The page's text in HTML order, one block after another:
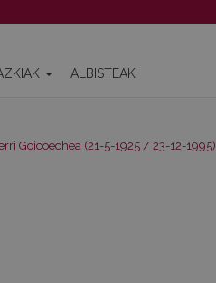
ALBISTEAK
Goicoechea (21-5-1925 / 23-12-1995)